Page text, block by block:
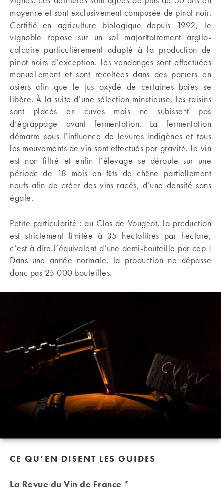
moyenne et sont exclusivement composée de pinot noir.
Certifié en agriculture biologique depuis 1992, le
vignoble repose sur un sol majoritairement argilo-
calcaire particulièrement adapté à la production de
pinot noirs d’exception. Les vendanges sont effectuées
manuellement et sont récoltées dans des paniers en
osiers afin que le jus oxydé de certaines baies se
libère. À la suite d’une sélection minutieuse, les raisins
sont placés en cuves mais ne subissent pas
d’égrappage avant fermentation. La fermentation
démarre sous l’influence de levures indigènes et tous
les mouvements de vin sont effectués par gravité. Le vin
est non filtré et enfin l’élevage se déroule sur une
période de 18 mois en fûts de chêne partiellement
neufs afin de créer des vins racés, d’une densité sans
égale.
Petite particularité : au Clos de Vougeot, la production
est strictement limitée à 35 hectolitres par hectare,
c’est à dire l’équivalent d’une demi-bouteille par cep !
Dans une année normale, la production ne dépasse
donc pas 25 000 bouteilles.
CE QU’EN DISENT LES GUIDES
La Revue du Vin de France *